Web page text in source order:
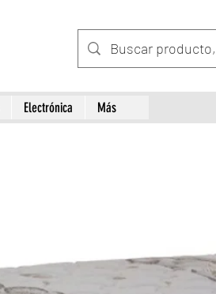
Electrónica Más